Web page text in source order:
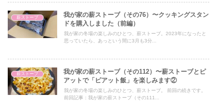
薪ストーブ
我が家の薪ストーブ（その76）〜クッキングスタン
ドを購入しました（前編）
我が家の冬場の楽しみのひとつ、薪ストーブ。2023年になったと
思っていたら、あっという間に3月も3分...
薪ストーブ
我が家の薪ストーブ（その112）〜薪ストーブとピ
アットで「ピアット飯」を楽しみます②
我が家の冬場の楽しみのひとつ、薪ストーブ。 前回の続きです。
前回記事：我が家の薪ストーブ（その111...